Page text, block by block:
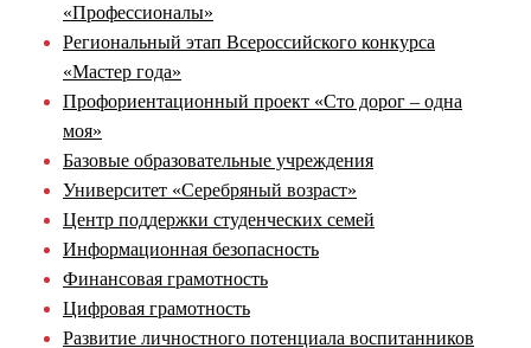
«Профессионалы»
Региональный этап Всероссийского конкурса
«Мастер года»
Профориентационный проект «Сто дорог – одна
моя»
Базовые образовательные учреждения
Университет «Серебряный возраст»
Центр поддержки студенческих семей
Информационная безопасность
Финансовая грамотность
Цифровая грамотность
Развитие личностного потенциала воспитанников